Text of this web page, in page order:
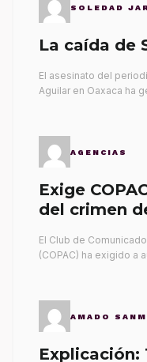
SOLEDAD
La caída de
El asesinato del
Aguilar en Oaxaca ha
AGENCIAS
Exige
del crimen
El Club de
(COPAC) ha exigido a
AMADO
Explicación: